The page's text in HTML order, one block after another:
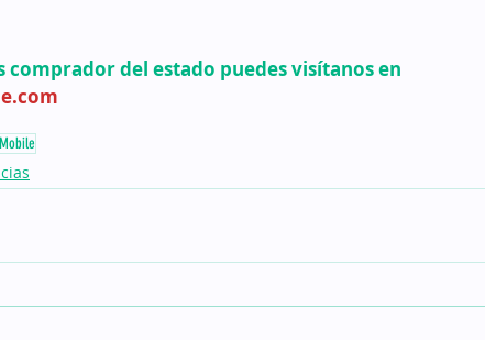
comprador del estado puedes visítanos en